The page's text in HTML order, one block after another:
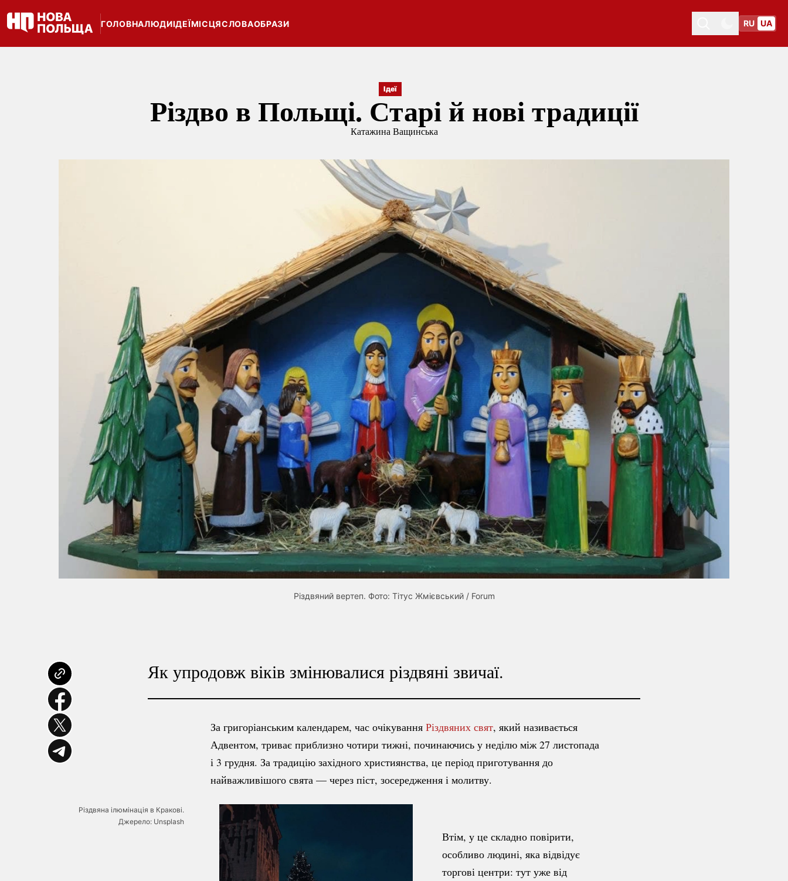
ГОЛОВНАЛЮДИІДЕЇМІСЦЯСЛОВАОБРАЗИ
Toggle themeToggle theme
RU UA
Ідеї
Різдво в Польщі. Старі й нові традиції
Катажина Ващинська
Різдвяний вертеп. Фото: Тітус Жмієвський / Forum
Як упродовж віків змінювалися різдвяні звичаї.
За григоріанським календарем, час очікування Різдвяних свят, який називається
Адвентом, триває приблизно чотири тижні, починаючись у неділю між 27 листопада
і 3 грудня. За традицію західного християнства, це період приготування до
найважливішого свята — через піст, зосередження і молитву.
Різдвяна ілюмінація в Кракові.
Джерело: Unsplash
Втім, у це складно повірити,
особливо людині, яка відвідує
торгові центри: тут уже від